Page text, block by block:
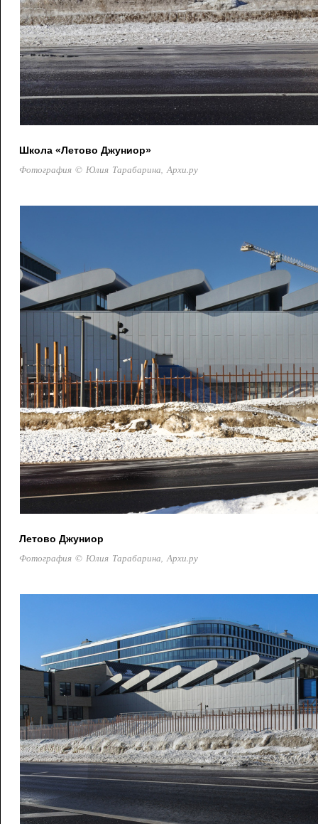
Школа «Летово Джуниор»
Фотография © Юлия Тарабарина, Архи.ру
Летово Джуниор
Фотография © Юлия Тарабарина, Архи.ру